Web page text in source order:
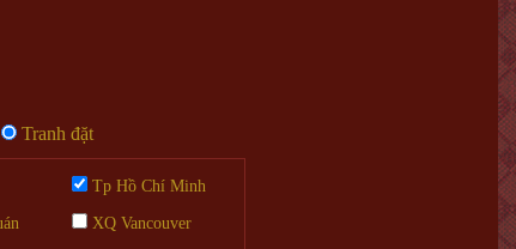
Tranh đặt
Tp Hồ Chí Minh
XQ Vancouver